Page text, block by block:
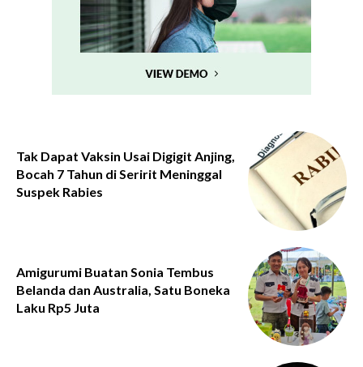
Tak Dapat Vaksin Usai Digigit Anjing,
Bocah 7 Tahun di Seririt Meninggal
Suspek Rabies
Amigurumi Buatan Sonia Tembus
Belanda dan Australia, Satu Boneka
Laku Rp5 Juta